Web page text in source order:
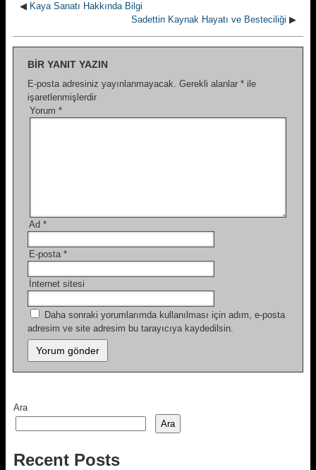
◀ Kaya Sanatı Hakkında Bilgi
Sadettin Kaynak Hayatı ve Besteciliği ▶
BIR YANIT YAZIN
E-posta adresiniz yayınlanmayacak. Gerekli alanlar * ile
işaretlenmişlerdir
Yorum *
Ad *
E-posta *
İnternet sitesi
Daha sonraki yorumlarımda kullanılması için adım, e-posta
adresim ve site adresim bu tarayıcıya kaydedilsin.
Ara
Ara
Recent Posts